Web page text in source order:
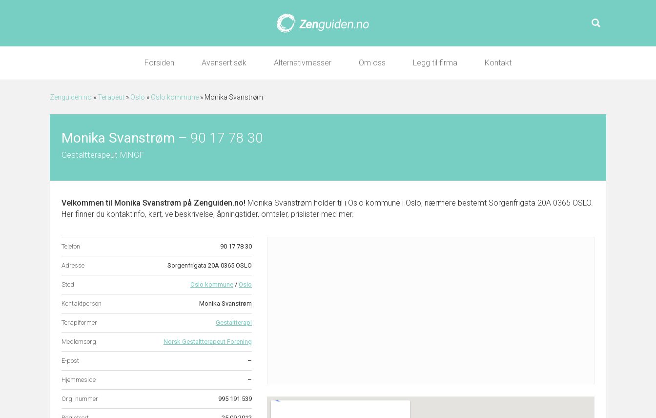
Forsiden Avansert søk Alternativmesser Om oss Legg til firma Kontakt
Zenguiden.no »Terapeut » Oslo » Oslo kommune » Monika Svanstrøm
Monika Svanstrøm – 90 17 78 30
Gestaltterapeut MNGF
Velkommen til Monika Svanstrøm på Zenguiden.no! Monika Svanstrøm holder til i Oslo kommune i Oslo, nærmere bestemt Sorgenfrigata 20A 0365 OSLO.
Her finner du kontaktinfo, kart, veibeskrivelse, åpningstider, omtaler, prislister med mer.
Telefon 90 17 78 30
Adresse Sorgenfrigata 20A 0365 OSLO
Sted Oslo kommune / Oslo
Kontaktperson Monika Svanstrøm
Terapiformer Gestaltterapi
Medlemsorg. Norsk Gestaltterapeut Forening
E-post –
Hjemmeside –
Org. nummer 995 191 539